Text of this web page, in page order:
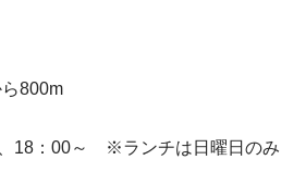
800m
18：00～ ※ランチは日曜日のみ